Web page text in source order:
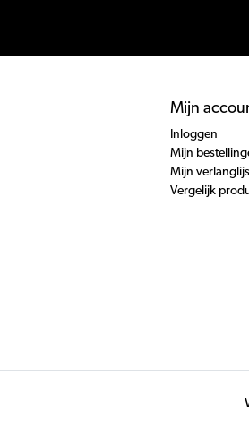
Mijn
Inloggen
Mijn
Mijn
Vergelijk